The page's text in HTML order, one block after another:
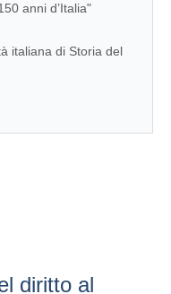
anni d’Italia"
italiana di Storia del
diritto al